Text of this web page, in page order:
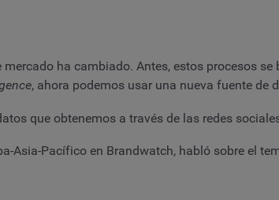
ha cambiado. Antes, estos procesos
, ahora podemos usar una nueva fuente
que obtenemos a través de las redes
Asia-Pacífico en Brandwatch, habló sobre el